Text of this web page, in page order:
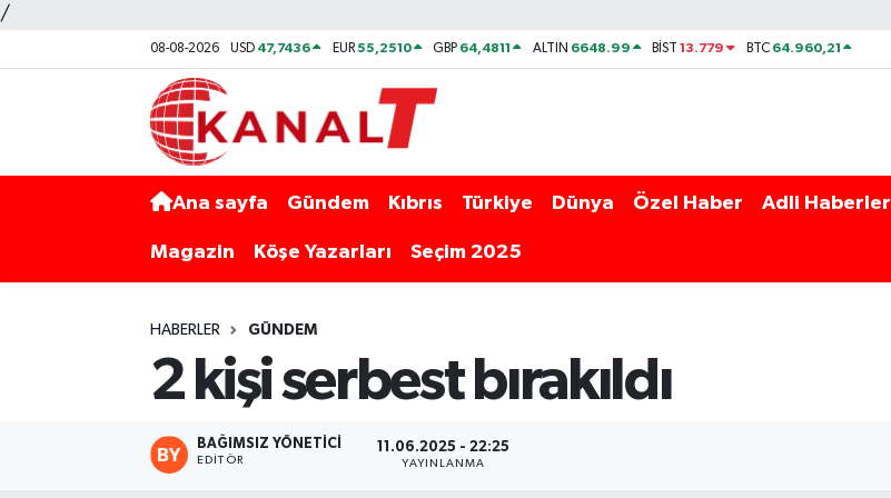
/
08-08-2026 USD 47,7436 EUR55,2510 GBP 64,4811 ALTIN 6648.99 BİST13.779 BTC 64.960,21
Ana sayfa Gündem Kıbrıs Türkiye Dünya Özel Haber Adli Haberler
Magazin Köşe Yazarları Seçim 2025
HABERLER GÜNDEM
2 kişi serbest bırakıldı
BAĞIMSIZ YÖNETICI
EDITÖR
11.06.2025 - 22:25
YAYINLANMA